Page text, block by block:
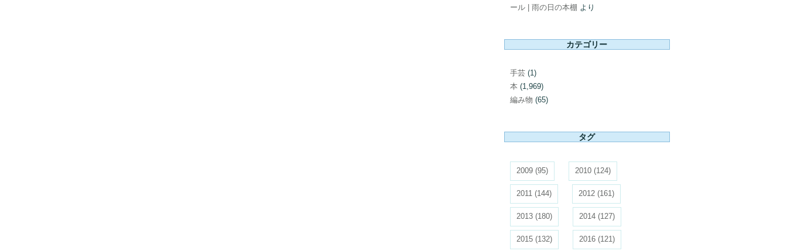
ール | 雨の日の本棚 より
カテゴリー
手芸(1)
本 (1,969)
編み物 (65)
タグ
2009(95) 2010(124)
2011(144) 2012(161)
2013(180) 2014(127)
2015(132) 2016(121)